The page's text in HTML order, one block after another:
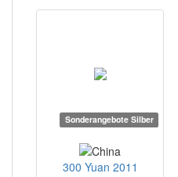
Sonderangebote Silber
300 Yuan 2011